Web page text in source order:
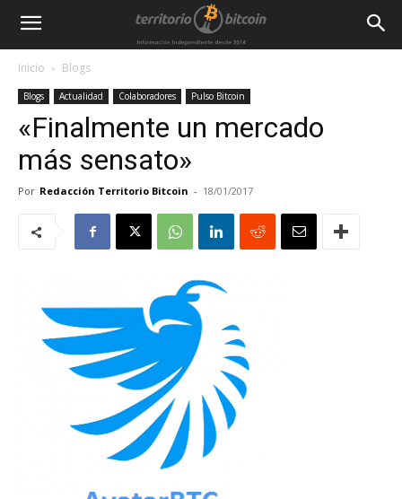
Inicio Blogs
Blogs Actualidad Colaboradores Pulso Bitcoin
«Finalmente un mercado
más sensato»
Por Redacción Territorio Bitcoin - 18/01/2017